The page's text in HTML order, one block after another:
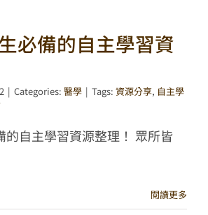
必備的自主學習資
| Categories: 醫學 | Tags: 資源分享, 自主學
的自主學習資源整理！ 眾所皆
閱讀更多